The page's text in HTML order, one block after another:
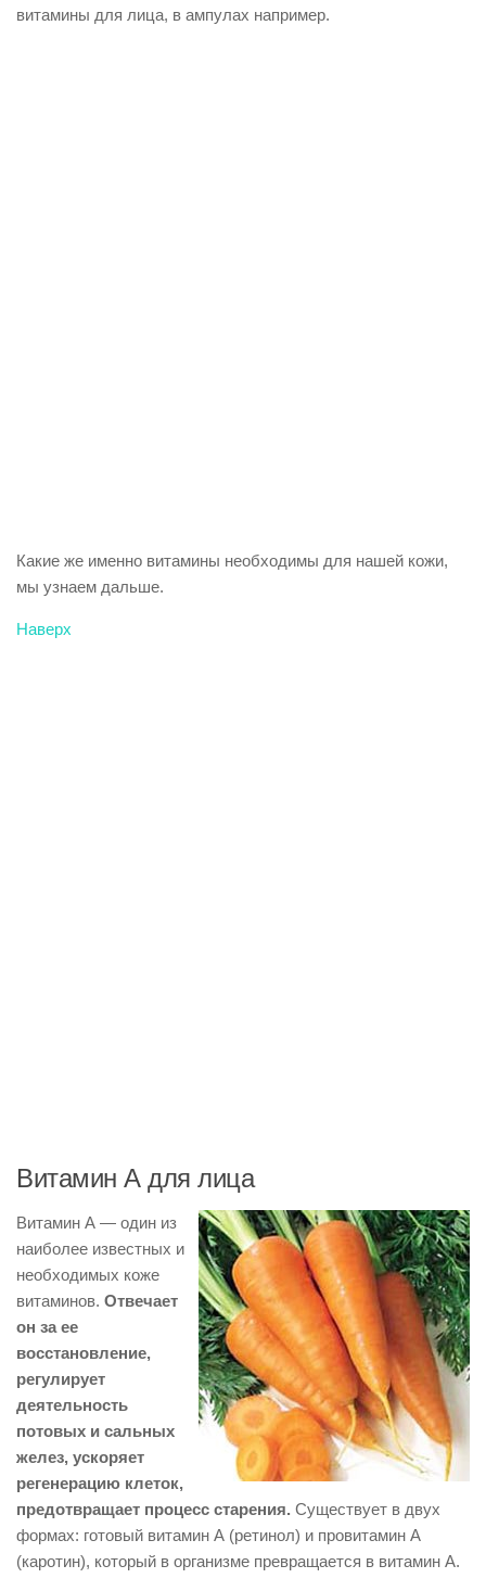
витамины для лица, в ампулах например.
Какие же именно витамины необходимы для нашей кожи,
мы узнаем дальше.
Наверх
Витамин А для лица
Витамин А — один из
наиболее известных и
необходимых коже
витаминов. Отвечает
он за ее
восстановление,
регулирует
деятельность
потовых и сальных
желез, ускоряет
регенерацию клеток,
предотвращает процесс старения. Существует в двух
формах: готовый витамин А (ретинол) и провитамин А
(каротин), который в организме превращается в витамин А.